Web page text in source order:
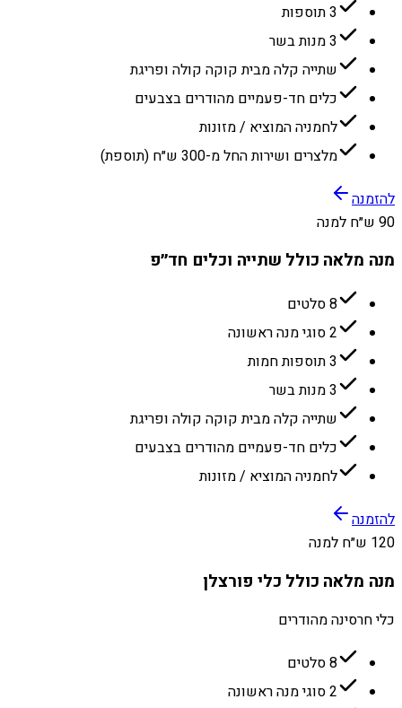
3 תוספות
3 מנות בשר
שתייה קלה מבית קוקה קולה ופריגת
כלים חד-פעמיים מהודרים בצבעים
לחמניה המוציא / מזונות
מלצרים ושירות החל מ-300 ש״ח (תוספת)
להזמנה
90 ש״ח למנה
מנה מלאה כולל שתייה וכלים חד״פ
8 סלטים
2 סוגי מנה ראשונה
3 תוספות חמות
3 מנות בשר
שתייה קלה מבית קוקה קולה ופריגת
כלים חד-פעמיים מהודרים בצבעים
לחמניה המוציא / מזונות
להזמנה
120 ש״ח למנה
מנה מלאה כולל כלי פורצלן
כלי חרסינה מהודרים
8 סלטים
2 סוגי מנה ראשונה